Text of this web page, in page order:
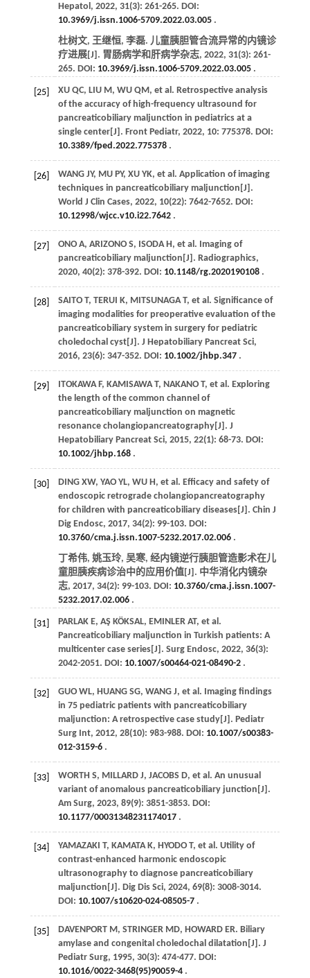
Hepatol, 2022, 31(3): 261-265. DOI:
10.3969/j.issn.1006-5709.2022.03.005.
杜树文, 王继恒, 李磊. 儿童胰胆管合流异常的内镜诊
疗进展[J]. 胃肠病学和肝病学杂志, 2022, 31(3): 261-
265. DOI: 10.3969/j.issn.1006-5709.2022.03.005.
[25] XU QC, LIU M, WU QM, et al. Retrospective analysis
of the accuracy of high-frequency ultrasound for
pancreaticobiliary maljunction in pediatrics at a
single center[J]. Front Pediatr, 2022, 10: 775378. DOI:
10.3389/fped.2022.775378.
[26] WANG JY, MU PY, XU YK, et al. Application of imaging
techniques in pancreaticobiliary maljunction[J].
World J Clin Cases, 2022, 10(22): 7642-7652. DOI:
10.12998/wjcc.v10.i22.7642.
[27] ONO A, ARIZONO S, ISODA H, et al. Imaging of
pancreaticobiliary maljunction[J]. Radiographics,
2020, 40(2): 378-392. DOI: 10.1148/rg.2020190108.
[28] SAITO T, TERUI K, MITSUNAGA T, et al. Significance of
imaging modalities for preoperative evaluation of the
pancreaticobiliary system in surgery for pediatric
choledochal cyst[J]. J Hepatobiliary Pancreat Sci,
2016, 23(6): 347-352. DOI: 10.1002/jhbp.347.
[29] ITOKAWA F, KAMISAWA T, NAKANO T, et al. Exploring
the length of the common channel of
pancreaticobiliary maljunction on magnetic
resonance cholangiopancreatography[J]. J
Hepatobiliary Pancreat Sci, 2015, 22(1): 68-73. DOI:
10.1002/jhbp.168.
[30] DING XW, YAO YL, WU H, et al. Efficacy and safety of
endoscopic retrograde cholangiopancreatography
for children with pancreaticobiliary diseases[J]. Chin J
Dig Endosc, 2017, 34(2): 99-103. DOI:
10.3760/cma.j.issn.1007-5232.2017.02.006.
丁希伟, 姚玉玲, 吴寒, 经内镜逆行胰胆管造影术在儿
童胆胰疾病诊治中的应用价值[J]. 中华消化内镜杂
志, 2017, 34(2): 99-103. DOI: 10.3760/cma.j.issn.1007-
5232.2017.02.006.
[31] PARLAK E, AŞ KÖKSAL, EMINLER AT, et al.
Pancreaticobiliary maljunction in Turkish patients: A
multicenter case series[J]. Surg Endosc, 2022, 36(3):
2042-2051. DOI: 10.1007/s00464-021-08490-2.
[32] GUO WL, HUANG SG, WANG J, et al. Imaging findings
in 75 pediatric patients with pancreaticobiliary
maljunction: A retrospective case study[J]. Pediatr
Surg Int, 2012, 28(10): 983-988. DOI: 10.1007/s00383-
012-3159-6.
[33] WORTH S, MILLARD J, JACOBS D, et al. An unusual
variant of anomalous pancreaticobiliary junction[J].
Am Surg, 2023, 89(9): 3851-3853. DOI:
10.1177/00031348231174017.
[34] YAMAZAKI T, KAMATA K, HYODO T, et al. Utility of
contrast-enhanced harmonic endoscopic
ultrasonography to diagnose pancreaticobiliary
maljunction[J]. Dig Dis Sci, 2024, 69(8): 3008-3014.
DOI: 10.1007/s10620-024-08505-7.
[35] DAVENPORT M, STRINGER MD, HOWARD ER. Biliary
amylase and congenital choledochal dilatation[J]. J
Pediatr Surg, 1995, 30(3): 474-477. DOI:
10.1016/0022-3468(95)90059-4.